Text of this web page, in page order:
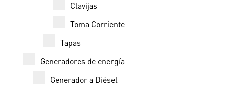
Clavijas
Toma Corriente
Tapas
Generadores de energía
Generador a Diésel